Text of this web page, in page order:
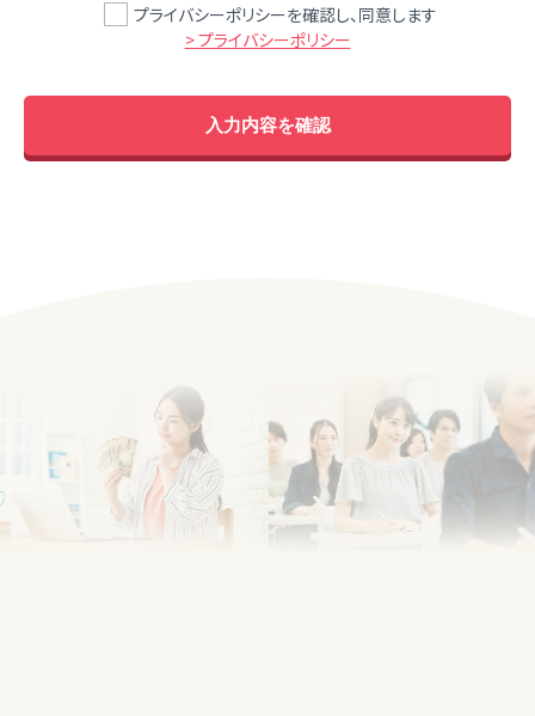
プライバシーポリシーを確認し、同意します
> プライバシーポリシー
入力内容を確認